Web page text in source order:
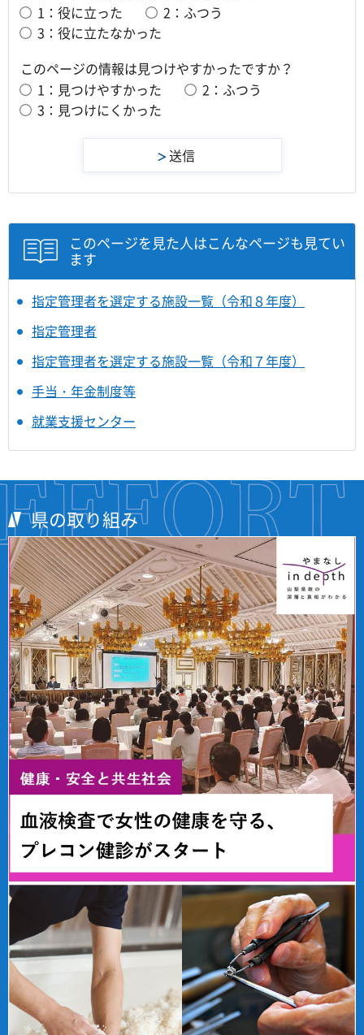
1：役に立った
2：ふつう
3：役に立たなかった
このページの情報は見つけやすかったですか？
1：見つけやすかった
2：ふつう
3：見つけにくかった
このページを見た人はこんなページも見てい
ます
指定管理者を選定する施設一覧（令和８年度）
指定管理者
指定管理者を選定する施設一覧（令和７年度）
手当・年金制度等
就業支援センター
県の取り組み